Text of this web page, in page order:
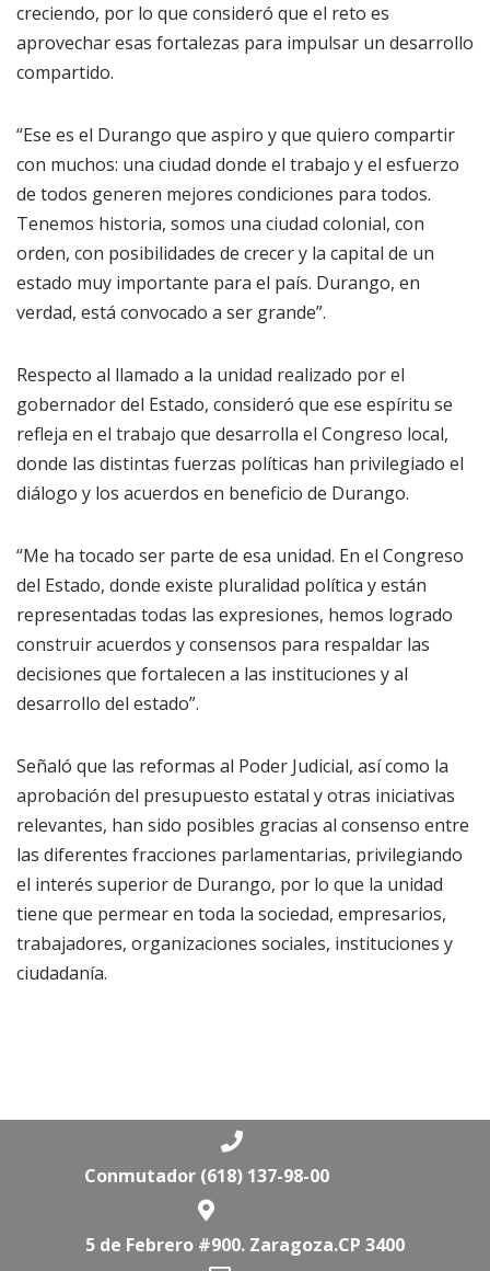
creciendo, por lo que consideró que el reto es
aprovechar esas fortalezas para impulsar un desarrollo
compartido.
“Ese es el Durango que aspiro y que quiero compartir
con muchos: una ciudad donde el trabajo y el esfuerzo
de todos generen mejores condiciones para todos.
Tenemos historia, somos una ciudad colonial, con
orden, con posibilidades de crecer y la capital de un
estado muy importante para el país. Durango, en
verdad, está convocado a ser grande”.
Respecto al llamado a la unidad realizado por el
gobernador del Estado, consideró que ese espíritu se
refleja en el trabajo que desarrolla el Congreso local,
donde las distintas fuerzas políticas han privilegiado el
diálogo y los acuerdos en beneficio de Durango.
“Me ha tocado ser parte de esa unidad. En el Congreso
del Estado, donde existe pluralidad política y están
representadas todas las expresiones, hemos logrado
construir acuerdos y consensos para respaldar las
decisiones que fortalecen a las instituciones y al
desarrollo del estado”.
Señaló que las reformas al Poder Judicial, así como la
aprobación del presupuesto estatal y otras iniciativas
relevantes, han sido posibles gracias al consenso entre
las diferentes fracciones parlamentarias, privilegiando
el interés superior de Durango, por lo que la unidad
tiene que permear en toda la sociedad, empresarios,
trabajadores, organizaciones sociales, instituciones y
ciudadanía.
Conmutador (618) 137-98-00
5 de Febrero #900. Zaragoza.CP 3400